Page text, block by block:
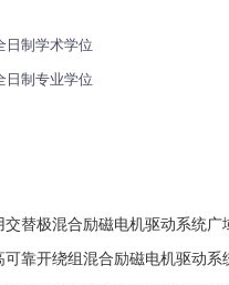
日制学术学位
日制专业学位
替极混合励磁电机驱动系统广
靠开绕组混合励磁电机驱动系